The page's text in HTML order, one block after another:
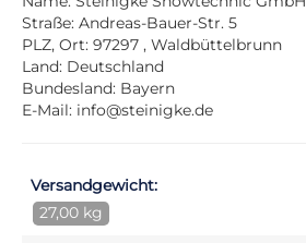
Straße: Andreas-Bauer-Str. 5
PLZ, Ort: 97297 , Waldbüttelbrunn
Land: Deutschland
Bundesland: Bayern
E-Mail: info@steinigke.de
Versandgewicht:
27,00 kg